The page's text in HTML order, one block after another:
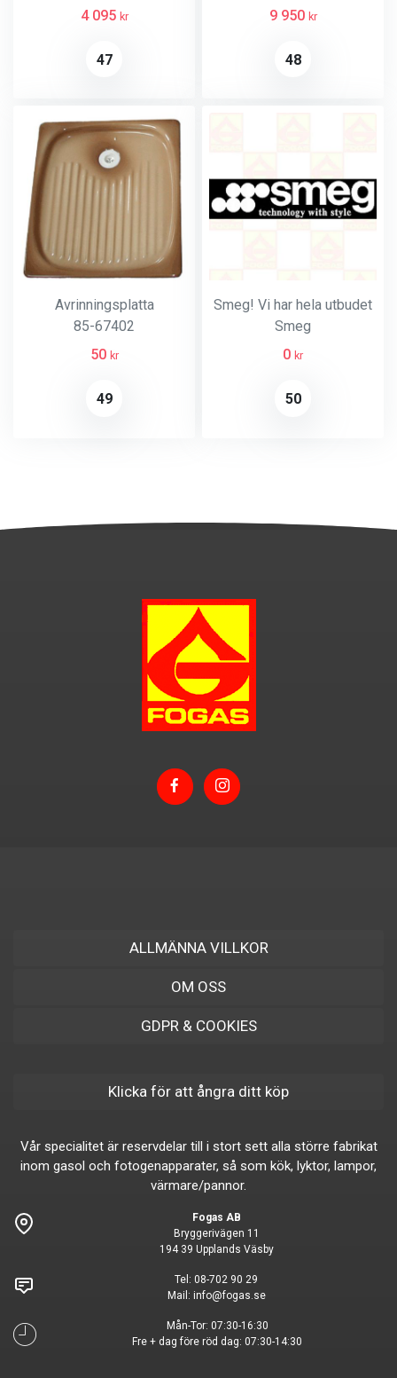
4 095 kr
47
9 950 kr
48
Avrinningsplatta
85-67402
50 kr
49
Smeg! Vi har hela utbudet
Smeg
0 kr
50
ALLMÄNNA VILLKOR
OM OSS
GDPR & COOKIES
Klicka för att ångra ditt köp
Vår specialitet är reservdelar till i stort sett alla större fabrikat
inom gasol och fotogenapparater, så som kök, lyktor, lampor,
värmare/pannor.
Fogas AB
Bryggerivägen 11
194 39 Upplands Väsby
Tel: 08-702 90 29
Mail: info@fogas.se
Mån-Tor: 07:30-16:30
Fre + dag före röd dag: 07:30-14:30